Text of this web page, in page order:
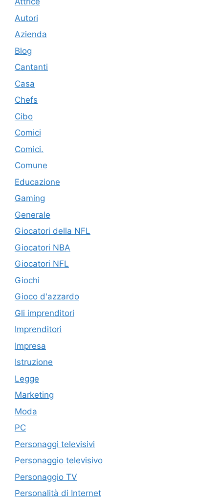
Autori
Azienda
Blog
Cantanti
Casa
Chefs
Cibo
Comici
Comici.
Comune
Educazione
Gaming
Generale
Giocatori della NFL
Giocatori NBA
Giocatori NFL
Giochi
Gioco d'azzardo
Gli imprenditori
Imprenditori
Impresa
Istruzione
Legge
Marketing
Moda
PC
Personaggi televisivi
Personaggio televisivo
Personaggio TV
Personalità di Internet